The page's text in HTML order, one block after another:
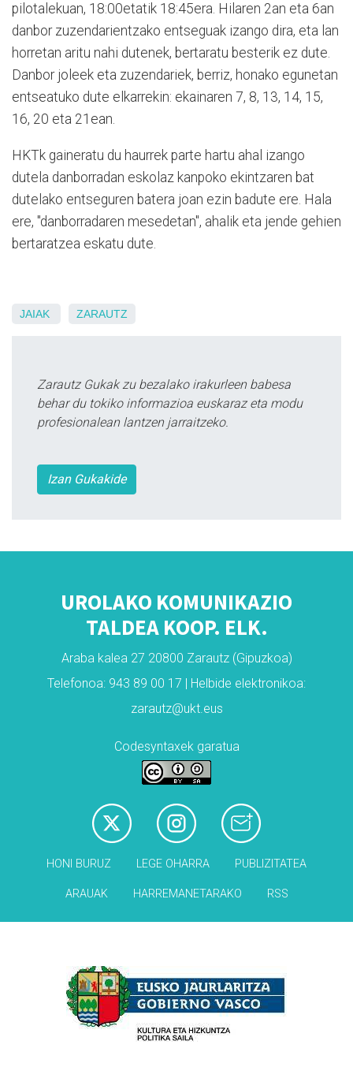
pilotalekuan, 18:00etatik 18:45era. Hilaren 2an eta 6an
danbor zuzendarientzako entseguak izango dira, eta lan
horretan aritu nahi dutenek, bertaratu besterik ez dute.
Danbor joleek eta zuzendariek, berriz, honako egunetan
entseatuko dute elkarrekin: ekainaren 7, 8, 13, 14, 15,
16, 20 eta 21ean.
HKTk gaineratu du haurrek parte hartu ahal izango
dutela danborradan eskolaz kanpoko ekintzaren bat
dutelako entseguren batera joan ezin badute ere. Hala
ere, "danborradaren mesedetan", ahalik eta jende gehien
bertaratzea eskatu dute.
JAIAK ZARAUTZ
Zarautz Gukak zu bezalako irakurleen babesa
behar du tokiko informazioa euskaraz eta modu
profesionalean lantzen jarraitzeko.
Izan Gukakide
UROLAKO KOMUNIKAZIO
TALDEA KOOP. ELK.
Araba kalea 27 20800 Zarautz (Gipuzkoa)
Telefonoa: 943 89 00 17 | Helbide elektronikoa:
zarautz@ukt.eus
Codesyntaxek garatua
HONI BURUZ LEGE OHARRA PUBLIZITATEA
ARAUAK HARREMANETARAKO RSS